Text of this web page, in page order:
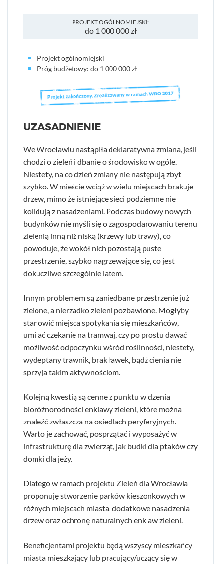
PROJEKT OGÓLNOMIEJSKI:
do 1 000 000 zł
Projekt ogólnomiejski
Próg budżetowy: do 1 000 000 zł
UZASADNIENIE
We Wrocławiu nastąpiła deklaratywna zmiana, jeśli
chodzi o zieleń i dbanie o środowisko w ogóle.
Niestety, na co dzień zmiany nie następują zbyt
szybko. W mieście wciąż w wielu miejscach brakuje
drzew, mimo że istniejące sieci podziemne nie
kolidują z nasadzeniami. Podczas budowy nowych
budynków nie myśli się o zagospodarowaniu terenu
zielenią inną niż niską (krzewy lub trawy), co
powoduje, że wokół nich pozostają puste
przestrzenie, szybko nagrzewające się, co jest
dokuczliwe szczególnie latem.
Innym problemem są zaniedbane przestrzenie już
zielone, a nierzadko zieleni pozbawione. Mogłyby
stanowić miejsca spotykania się mieszkańców,
umilać czekanie na tramwaj, czy po prostu dawać
możliwość odpoczynku wśród roślinności, niestety,
wydeptany trawnik, brak ławek, bądź cienia nie
sprzyja takim aktywnościom.
Kolejną kwestią są cenne z punktu widzenia
bioróżnorodności enklawy zieleni, które można
znaleźć zwłaszcza na osiedlach peryferyjnych.
Warto je zachować, posprzątać i wyposażyć w
infrastrukturę dla zwierząt, jak budki dla ptaków czy
domki dla jeży.
Dlatego w ramach projektu Zieleń dla Wrocławia
proponuję stworzenie parków kieszonkowych w
różnych miejscach miasta, dodatkowe nasadzenia
drzew oraz ochronę naturalnych enklaw zieleni.
Beneficjentami projektu będą wszyscy mieszkańcy
miasta mieszkający lub pracujący/uczący się w